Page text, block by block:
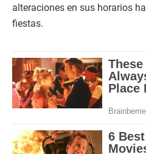
alteraciones en sus horarios
fiestas.